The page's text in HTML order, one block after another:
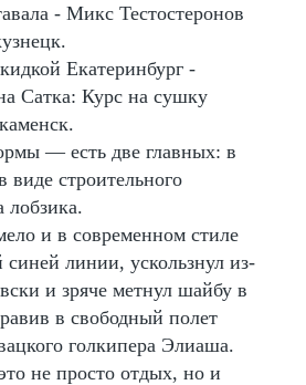
- Микс Тестостеронов
Екатеринбург -
Сатка: Курс на сушку
— есть две главных: в
виде строительного
лобзика.
и в современном стиле
линии, ускользнул из-
и зряче метнул шайбу в
в свободный полет
голкипера Элиаша.
не просто отдых, но и